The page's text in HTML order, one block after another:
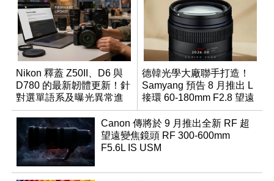
Nikon 釋蓋 Z50II、D6 與
D780 的最新韌體更新！針
對選單語系及曝光異常進
行修復
德韓光學大廠聯手打造！
Samyang 預告 8 月推出 L
接環 60-180mm F2.8 望遠
變焦鏡
Canon 傳將於 9 月推出全新 RF 超
望遠變焦鏡頭 RF 300-600mm
F5.6L IS USM